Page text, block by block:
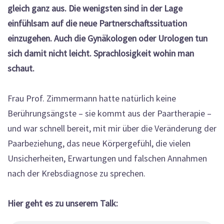
gleich ganz aus. Die wenigsten sind in der Lage
einfühlsam auf die neue Partnerschaftssituation
einzugehen. Auch die Gynäkologen oder Urologen tun
sich damit nicht leicht. Sprachlosigkeit wohin man
schaut.
Frau Prof. Zimmermann hatte natürlich keine
Berührungsängste – sie kommt aus der Paartherapie –
und war schnell bereit, mit mir über die Veränderung der
Paarbeziehung, das neue Körpergefühl, die vielen
Unsicherheiten, Erwartungen und falschen Annahmen
nach der Krebsdiagnose zu sprechen.
Hier geht es zu unserem Talk: